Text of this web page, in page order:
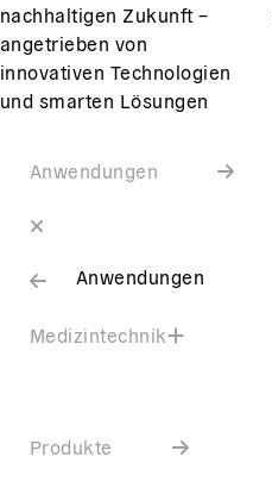
nachhaltigen Zukunft –
angetrieben von
innovativen Technologien
und smarten Lösungen
Anwendungen
Anwendungen
Medizintechnik
Produkte